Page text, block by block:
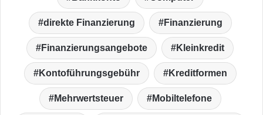
direkte Finanzierung Finanzierung
Finanzierungsangebote Kleinkredit
Kontoführungsgebühr Kreditformen
Mehrwertsteuer Mobiltelefone